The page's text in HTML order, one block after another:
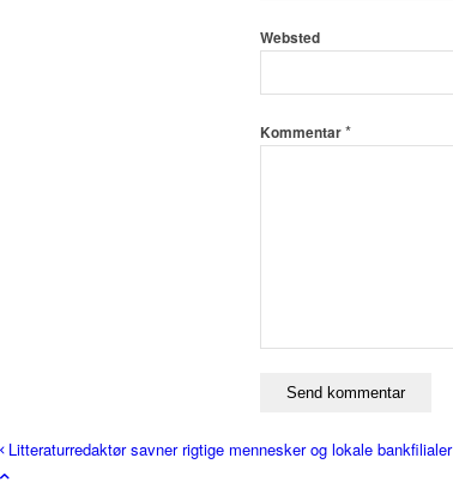
Websted
Kommentar*
Litteraturredaktør savner rigtige mennesker og lokale bankfilialer